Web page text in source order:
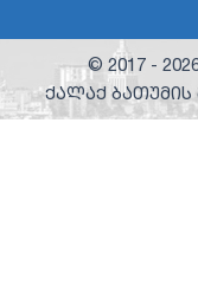
© 2017 -
ქალაქ